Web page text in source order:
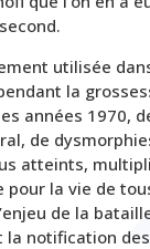
utilisée
la
années 1970,
de
atteints,
la vie de
de la
notification